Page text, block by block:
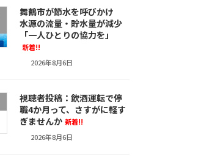
舞鶴市が節水を呼びかけ
水源の流量・貯水量が減少
「一人ひとりの協力を」
新着!!
2026年8月6日
視聴者投稿：飲酒運転で停
職4か月って、さすがに軽す
ぎませんか 新着!!
2026年8月6日